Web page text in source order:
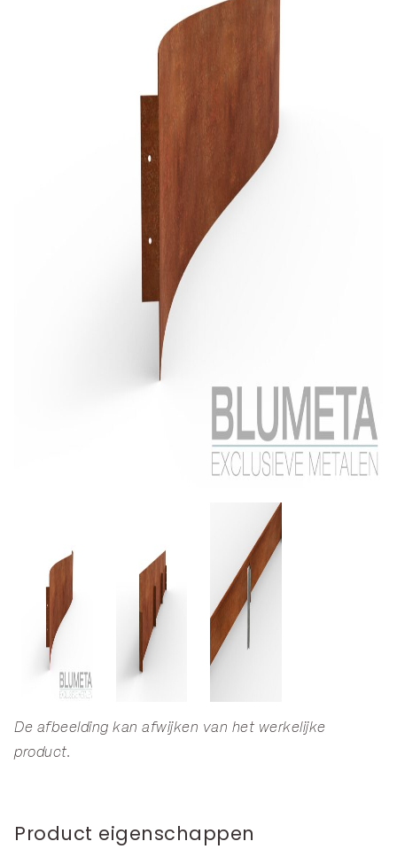
De afbeelding kan afwijken van het werkelijke
product.
Product eigenschappen